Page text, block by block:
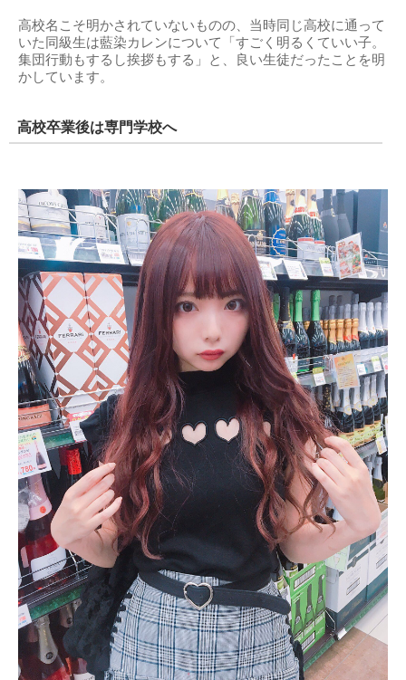
高校名こそ明かされていないものの、当時同じ高校に通って
いた同級生は藍染カレンについて「すごく明るくていい子。
集団行動もするし挨拶もする」と、良い生徒だったことを明
かしています。
高校卒業後は専門学校へ